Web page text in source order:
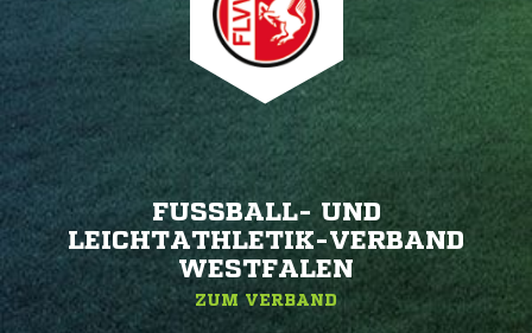
FUSSBALL- UND L
EICHTATHLETIK-VERBAND W
ESTFALEN
ZUM VERBAND